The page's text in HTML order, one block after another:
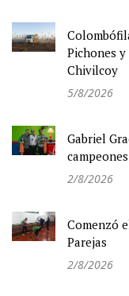
Pichones
Chivilcoy
5/8/2026
Gabriel
2/8/2026
Comenzó
Parejas
2/8/2026